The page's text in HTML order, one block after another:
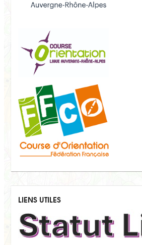
LIENS UTILES